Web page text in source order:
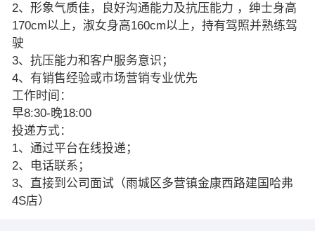
2、形象气质佳，良好沟通能力及抗压能力 ，绅士身高
170cm以上，淑女身高160cm以上，持有驾照并熟练驾
驶
3、抗压能力和客户服务意识；
4、有销售经验或市场营销专业优先
工作时间：
早8:30-晚18:00
投递方式：
1、通过平台在线投递；
2、电话联系；
3、直接到公司面试（雨城区多营镇金康西路建国哈弗
4S店）